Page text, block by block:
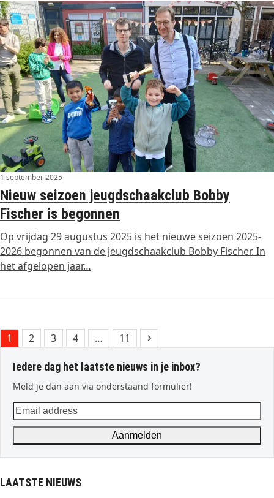
1 september 2025
Nieuw seizoen jeugdschaakclub Bobby
Fischer is begonnen
Op vrijdag 29 augustus 2025 is het nieuwe seizoen 2025-
2026 begonnen van de jeugdschaakclub Bobby Fischer. In
het afgelopen jaar…
Page
1 Page
2 Page
3 Page
4 … Page
11 Next
Iedere dag het laatste nieuws in je inbox?
Meld je dan aan via onderstaand formulier!
Email
address
Aanmelden
LAATSTE NIEUWS